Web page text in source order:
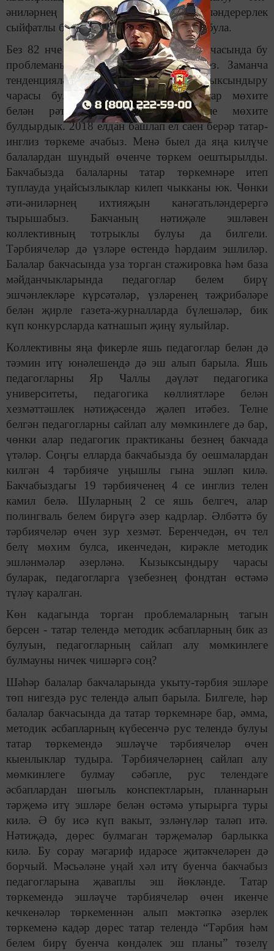
әниләрнең ихтияҗын канәгатьләндерерлек
сыйфатлы белем бирү аша гына ирешеп була.
Без 82 нче “Көнбагышкай” балалар бакчасында бу
проблеманы яңача эшләү аша чишәбез. Заманча
тенденцияләргә тигезләнеп, мәсәлән, кызыксындыру
чарасы буларак,
төркемнәребездә татар мөхите
белән рәттән өлешчә инглиз теле мөхите
булдырдык. 2018 елдан башлап ел саен берәр татар-
инглиз төркеме ачабыз. Менә быел да яңа килүче
балалардан шундый өченче төркем оештырылды.
Бакчабызда балаларны татар төркемнәре итеп
туплауда уңайсызлыклар килеп чыкканы юк. Чөнки
әти-әниләрнең ихтияҗын канәгатьләндерергә
тырышабыз. Бакчаның нәтиҗәле эшләвен
коллективның тотрыклы булуы да билгели.
Тәрбиячеләр дә үзләре өстендә һәрдаим эшлиләр.
Балалар бакчасында уза торган стажировка һәм база
мәйданчыкларында педагоглар белем бирү
эшчәнлекләре күрсәтәләр, үзләренең тәҗрибәләре
белән җирле газета-журналларда бүлешәләр, бик
күп конкурсларда катнашып җиңү яулыйлар.
Коллективны яңа фикерле яшь педагоглар белән дә
тәэмин итү юнәлешендә дә эш алып барыла. Яшь
педагогларны Яр Чаллы дәүләт педагогика
университеты, педагогика көллиятләре белән
хезмәттәшлек нәтиҗәсендә җәлеп итәбез. Телне
белгән педагогларны сайлап алу мөмкинлеге дә бар,
чөнки алар педагогик практиканы безнең бакчада
үтәләр. Соңгы елларда бакчабызда бу оешмалардан
килгән 4 тәрбияче уңышлы гына эшләп килә.
Бакчабыздагы 19 тәрбияченең 4 се инглиз телен
камил белә. Шуларның 2 се яшь белгеч, алар
полингваль белем бирүгә әзер кадрлар. Әлбәттә бу
тәрбиячеләр өчен зур хезмәт. Беренчедән, өч тел
белү мөхим булса, икенчедән, кирәкле методик
эшләнмәләр әзерләнә. Кызыксындыру чарасы
буларак, педагогларга үзебезнең фондтан өстәмә
түләү каралган.
Көн кадагында торган проблемаларның тагын
берсен - татар телендә методик әсбапларның бик аз
булуын, педагогларның сайлап алу мөмкинлеге
булмауны ничек чишәргә соң?
Шәһәр балалар бакчаларында укыту-тәрбия эшләре
төп нигездә рус телендә алып барыла. Билгеле, һәр
балалар бакчасында да татар төркемнәре бар, әмма,
методик әсбапларның күбесенчә рус телендә булуы
татар төркемендә эшләүче тәрбиячеләр өчен
кыенлыклар тудыра. Тәрбиячеләрнең сайлап алу
мөмкинлеге булмау сәбәпле, рус телендәге
әсбаплардан шөгыль конспектларын, планнарын
тәрҗемә итү эшләре белән өстәмә утырырга туры
килә. Ә бу исә күп вакыт, эзләнүләр таләп итә.
Нәтиҗәдә, дөрес булмаган тәрҗемәләр барлыкка
килә. Бу сорау мәгариф идарәсе җитәкчеләрен дә
борчый. Мәсьәләне уңай хәл итү буенча бакчабыз
педагогларына җаваплы эш йөкләнде. Татар
төркемендә эшләүче тәрбиячеләр өчен икенче
кечкенәләр төркеменнән алып мәктәпкә әзерлек
төркеменә кадәр дөрес татар телендә “Тәрбия һәм
белем бирү буенча көндәлек эш планы” төзелү